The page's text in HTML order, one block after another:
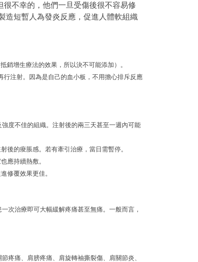
不幸的，他們一旦受傷後很不容易修
造短暫人為發炎反應，促進人體軟組織
銷增生療法的效果，所以決不可能添加）。
注射。因為是自己的血小板，不用擔心排斥反應
度不佳的組織。注射後的兩三天甚至一週內可能
後的痠脹感。若有牽引治療，當日需暫停。
應持續熱敷。
修覆效果更佳。
次治療即可大幅緩解疼痛甚至無痛。一般而言，
疼痛、肩膀疼痛、肩旋轉袖撕裂傷、肩關節炎、